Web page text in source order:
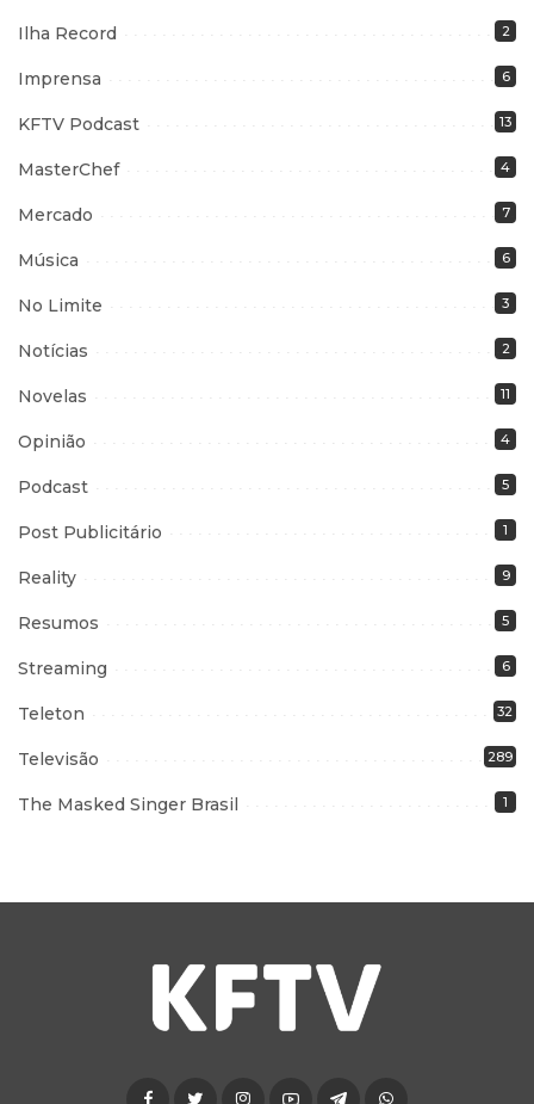
Ilha Record 2
Imprensa 6
KFTV Podcast 13
MasterChef 4
Mercado 7
Música 6
No Limite 3
Notícias 2
Novelas 11
Opinião 4
Podcast 5
Post Publicitário 1
Reality 9
Resumos 5
Streaming 6
Teleton 32
Televisão 289
The Masked Singer Brasil 1